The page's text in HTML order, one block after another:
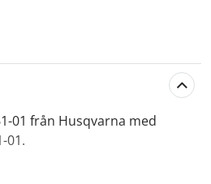
01 från Husqvarna med
01.